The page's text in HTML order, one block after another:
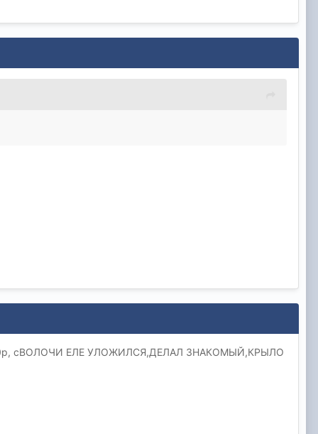
сВОЛОЧИ ЕЛЕ УЛОЖИЛСЯ,ДЕЛАЛ ЗНАКОМЫЙ,КРЫЛО